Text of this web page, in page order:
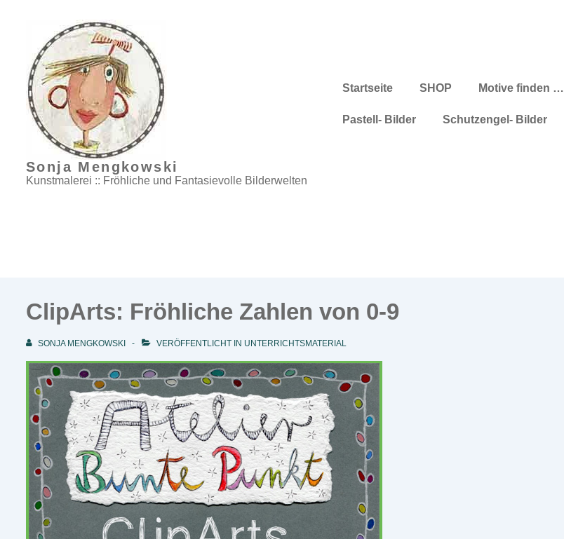
Sonja Mengkowski
Kunstmalerei :: Fröhliche und Fantasievolle Bilderwelten
Hauptnavigation
Startseite SHOP Motive finden …
Pastell- Bilder Schutzengel- Bilder
ClipArts: Fröhliche Zahlen von 0-9
SONJA MENGKOWSKI VERÖFFENTLICHT IN UNTERRICHTSMATERIAL